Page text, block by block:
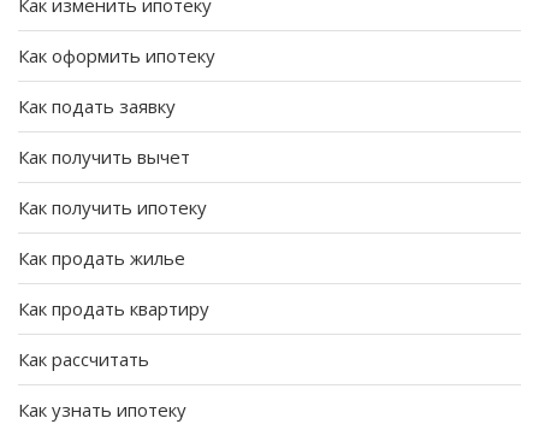
Как изменить ипотеку
Как оформить ипотеку
Как подать заявку
Как получить вычет
Как получить ипотеку
Как продать жилье
Как продать квартиру
Как рассчитать
Как узнать ипотеку